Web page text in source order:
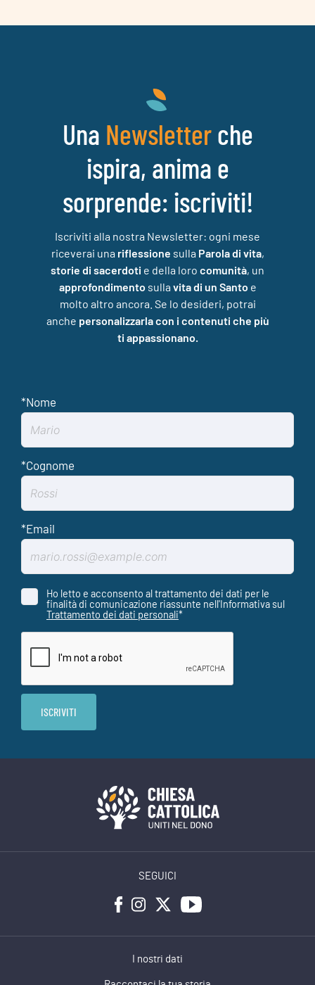
Una Newsletterche
ispira, anima e
sorprende: iscriviti!
Iscriviti alla nostra Newsletter: ogni mese
riceverai una riflessione sulla Parola di vita,
storie di sacerdoti e della loro comunità, un
approfondimento sulla vita di un Santo e
molto altro ancora. Se lo desideri, potrai
anche personalizzarla con i contenuti che più
ti appassionano.
Ho letto e acconsento al trattamento dei dati per le
finalità di comunicazione riassunte nell'Informativa sul
Trattamento dei dati personali*
SEGUICI
I nostri dati